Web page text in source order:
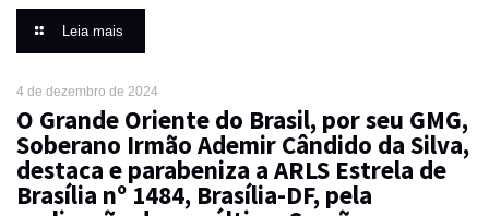
Leia mais
4 de dezembro de 2024
O Grande Oriente do Brasil, por seu GMG,
Soberano Irmão Ademir Cândido da Silva,
destaca e parabeniza a ARLS Estrela de
Brasília nº 1484, Brasília-DF, pela